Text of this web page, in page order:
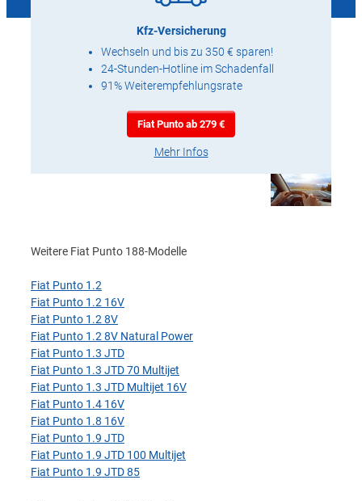
Kfz-Versicherung
Wechseln und bis zu 350 € sparen!
24-Stunden-Hotline im Schadenfall
91% Weiterempfehlungsrate
Fiat Punto ab 279 €
Mehr Infos
Weitere Fiat Punto 188-Modelle
Fiat Punto 1.2
Fiat Punto 1.2 16V
Fiat Punto 1.2 8V
Fiat Punto 1.2 8V Natural Power
Fiat Punto 1.3 JTD
Fiat Punto 1.3 JTD 70 Multijet
Fiat Punto 1.3 JTD Multijet 16V
Fiat Punto 1.4 16V
Fiat Punto 1.8 16V
Fiat Punto 1.9 JTD
Fiat Punto 1.9 JTD 100 Multijet
Fiat Punto 1.9 JTD 85